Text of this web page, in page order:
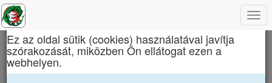
Báthory István Elméleti Líceum
Z. Jolán
×
Ez az oldal sütik (cookies) használatával javítja
szórakozását, miközben Ön ellátogat ezen a
webhelyen.